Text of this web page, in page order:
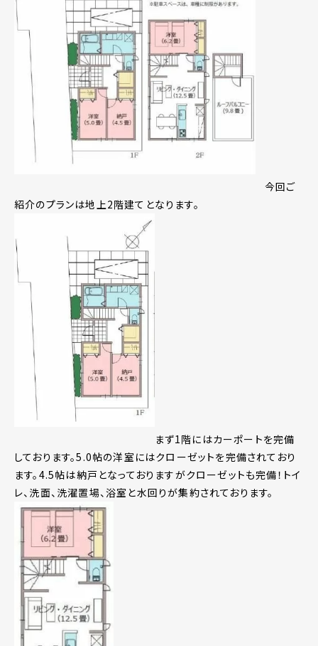
今回ご
紹介のプランは地上2階建てとなります。
まず1階にはカーポートを完備
しております。5.0帖の洋室にはクローゼットを完備されており
ます。4.5帖は納戸となっておりますがクローゼットも完備！トイ
レ、洗面、洗濯置場、浴室と水回りが集約されております。